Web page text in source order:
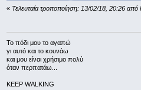
« Τελευταία τροποποίηση: 13/02/18, 20:26 από
To πόδι μου το αγαπώ
γι αυτό και το κουνάω
και μου είναι χρήσιμο πολύ
όταν περπατάω...
KEEP WALKING